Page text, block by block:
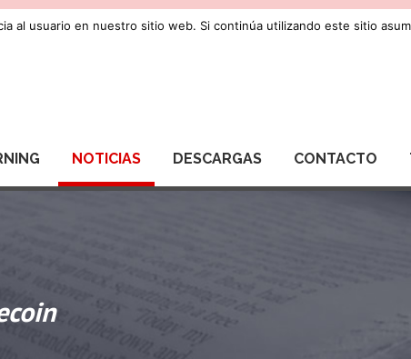
NOTICIAS DESCARGAS CONTACTO
al usuario en nuestro sitio web. Si continúa utilizando este sitio